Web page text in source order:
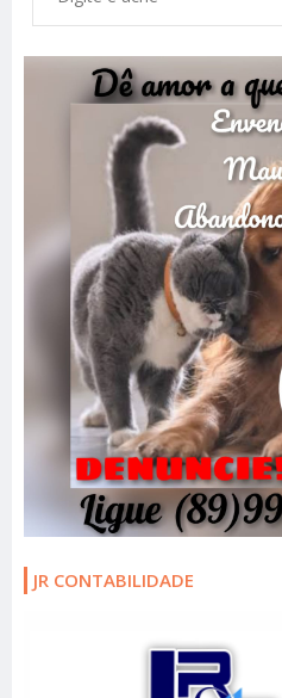
JR CONTABILIDADE